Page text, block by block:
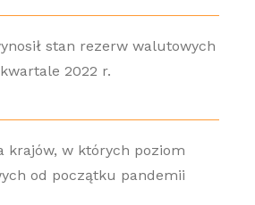
stan rezerw walutowych
2022 r.
krajów, w których poziom
od początku pandemii